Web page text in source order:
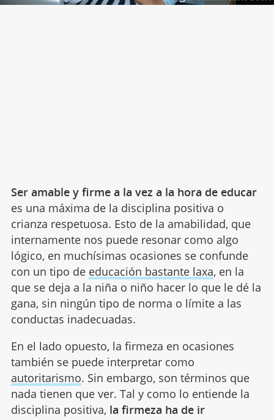
Ser amable y firme a la vez a la hora de educar
es una máxima de la disciplina positiva o
crianza respetuosa. Esto de la amabilidad, que
internamente nos puede resonar como algo
lógico, en muchísimas ocasiones se confunde
con un tipo de educación bastante laxa, en la
que se deja a la niña o niño hacer lo que le dé la
gana, sin ningún tipo de norma o límite a las
conductas inadecuadas.
En el lado opuesto, la firmeza en ocasiones
también se puede interpretar como
autoritarismo. Sin embargo, son términos que
nada tienen que ver. Tal y como lo entiende la
disciplina positiva, la firmeza ha de ir